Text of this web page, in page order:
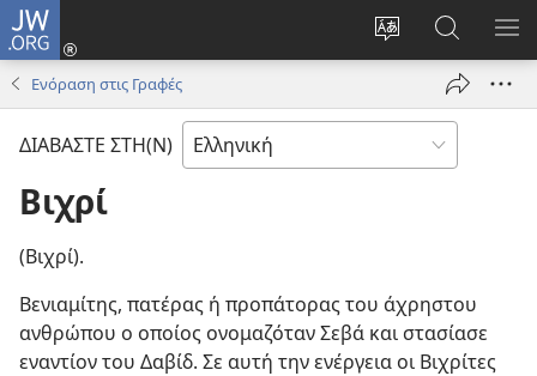
JW.ORG
Αλλαγή
γλώσσας
ιστότοπου
Σύνδεση
(ανοίγει
παράθυρο)
στο
JW.ORG
Ενόραση στις Γραφές
ΔΙΑΒΑΣΤΕ ΣΤΗ(Ν)
Βιχρί
(Βιχρί).
Βενιαμίτης, πατέρας ή προπάτορας του άχρηστου
ανθρώπου ο οποίος ονομαζόταν Σεβά και στασίασε
εναντίον του Δαβίδ. Σε αυτή την ενέργεια οι Βιχρίτες